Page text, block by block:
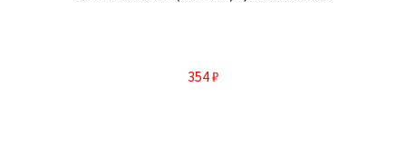
354₽